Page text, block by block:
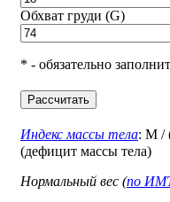
Обхват груди (G)
* - обязательно
Рассчитать
Индекс массы тела: M /
(дефицит массы тела)
Нормальный вес (по